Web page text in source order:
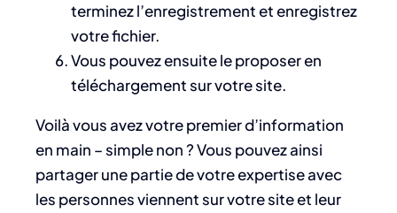
terminez l’enregistrement et enregistrez
votre fichier.
Vous pouvez ensuite le proposer en
téléchargement sur votre site.
Voilà vous avez votre premier d’information
en main – simple non ? Vous pouvez ainsi
partager une partie de votre expertise avec
les personnes viennent sur votre site et leur